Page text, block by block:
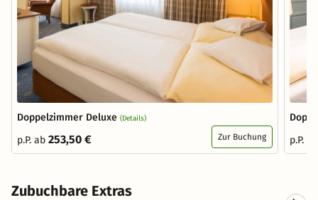
Doppelzimmer Deluxe (Details)
p.P. ab 253,50 € Zur Buchung
p.P.
Zubuchbare Extras